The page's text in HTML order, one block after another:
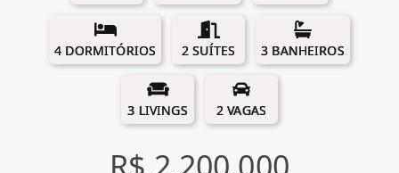
4 DORMITÓRIOS 2 SUÍTES 3 BANHEIROS
3 LIVINGS 2 VAGAS